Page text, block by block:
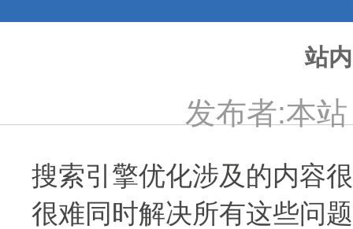
站
发布者:本
搜索引擎优化涉及的内容
很难同时解决所有这些问